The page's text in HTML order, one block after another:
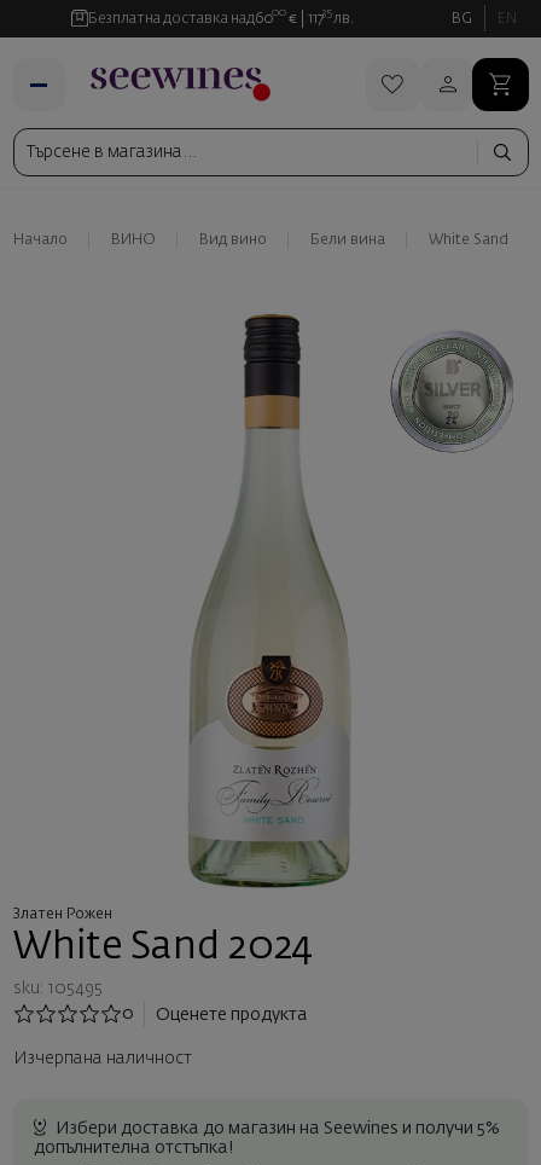
Безплатна доставка над6000 € 11735 лв. BG EN
Начало ВИНО Вид вино Бели вина White Sand
Златен Рожен
White Sand 2024
sku: 105495
0
Оценете продукта
Изчерпана наличност
Избери доставка до магазин на Seewines и получи 5%
допълнителна отстъпка!